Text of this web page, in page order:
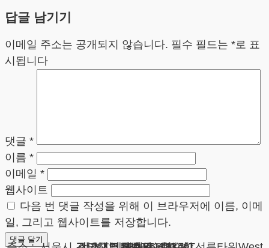
답글 남기기
이메일 주소는 공개되지 않습니다. 필수 필드는 *로 표
시됩니다
댓글 *
이름 *
이메일 *
웹사이트
다음 번 댓글 작성을 위해 이 브라우저에 이름, 이메
일, 그리고 웹사이트를 저장합니다.